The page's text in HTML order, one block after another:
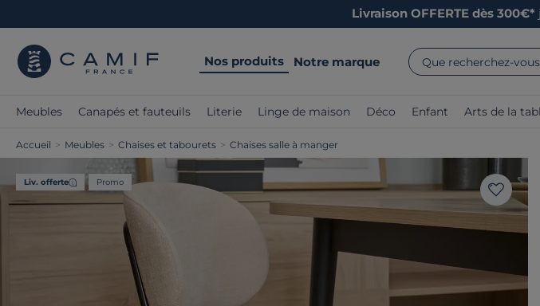
Livraison OFFERTE dès 300€*
Nos produits Notre marque Que recherchez-
Meubles Canapés et fauteuils Literie Linge de maison Déco Enfant Arts de la
Accueil > Meubles > Chaises et tabourets > Chaises salle à manger
Liv. offerte Promo